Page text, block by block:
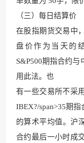
（三）每日结算价
在股指期货交易中
盘价作为当天的
S&P500期指合约
用此法。也
有一些交易所不采
IBEX?/span>35期
的算术平均值。沪
合约最后一小时成